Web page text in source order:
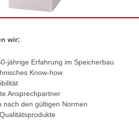
wir:
jährige Erfahrung im Speicherbau
Know-how
Ansprechpartner
nach den gültigen Normen